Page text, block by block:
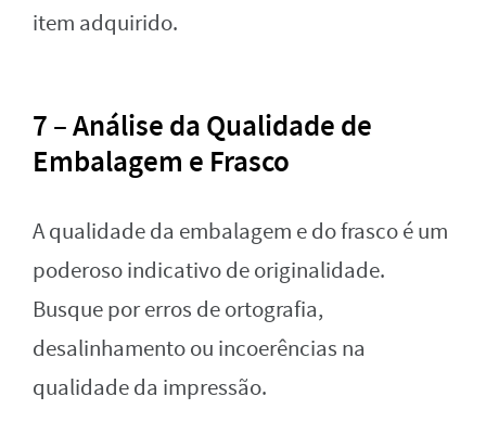
item adquirido.
7 – Análise da Qualidade de
Embalagem e Frasco
A qualidade da embalagem e do frasco é um
poderoso indicativo de originalidade.
Busque por erros de ortografia,
desalinhamento ou incoerências na
qualidade da impressão.